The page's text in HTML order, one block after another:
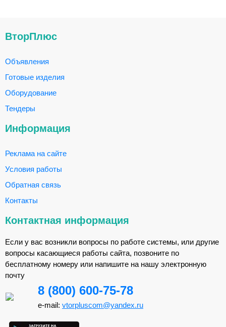
ВторПлюс
Объявления
Готовые изделия
Оборудование
Тендеры
Информация
Реклама на сайте
Условия работы
Обратная связь
Контакты
Контактная информация
Если у вас возникли вопросы по работе системы, или другие
вопросы касающиеся работы сайта, позвоните по
бесплатному номеру или напишите на нашу электронную
почту
8 (800) 600-75-78
e-mail: vtorpluscom@yandex.ru